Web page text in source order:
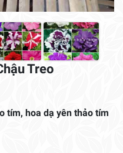
Treo
tím, hoa dạ yên thảo tím